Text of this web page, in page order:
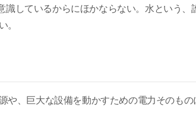
しているからにほかならない。水という、
や、巨大な設備を動かすための電力そのもの